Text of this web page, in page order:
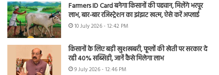
Farmers ID Card बनेगा किसानों की पहचान, मिलेंगे भरपूर
लाभ, बार-बार रजिस्ट्रेशन का झंझट खत्म, ऐसे करें अप्लाई
10 July 2026 - 12:42 PM
किसानों के लिए बड़ी खुशखबरी, फूलों की खेती पर सरकार दे
रही 40% सब्सिडी, जानें कैसे मिलेगा लाभ
9 July 2026 - 12:46 PM